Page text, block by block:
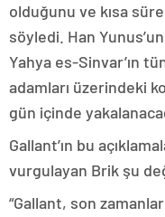
olduğunu ve kısa
söyledi. Han
Yahya es-Sinvar’ın
adamları üzerindeki
gün içinde
Gallant’ın bu
vurgulayan Brik şu
“Gallant, son